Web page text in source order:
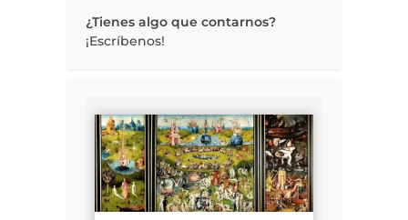
¿Tienes algo que contarnos?
¡Escríbenos!